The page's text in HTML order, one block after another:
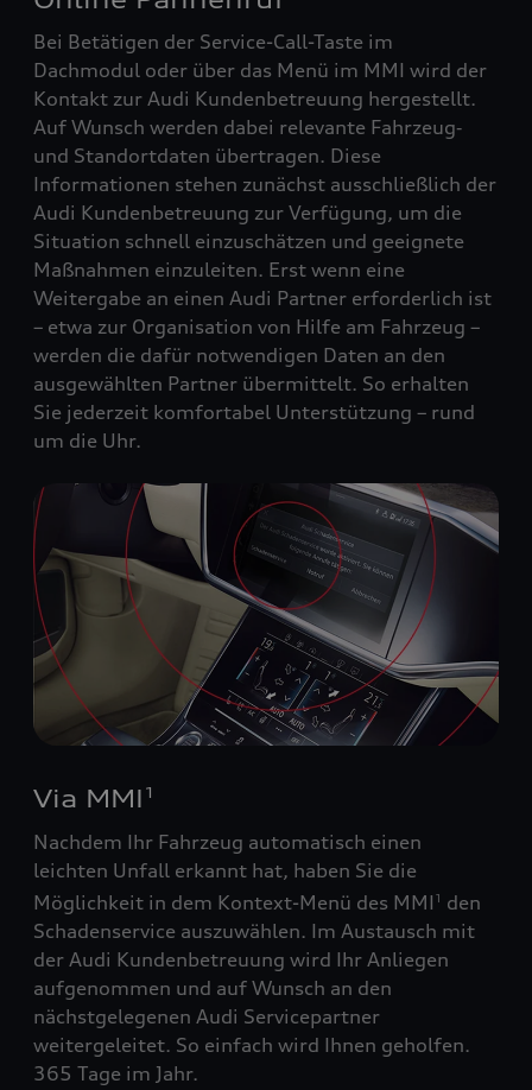
Bei Betätigen der Service-Call-Taste im
Dachmodul oder über das Menü im MMI wird der
Kontakt zur Audi Kundenbetreuung hergestellt.
Auf Wunsch werden dabei relevante Fahrzeug‑
und Standortdaten übertragen. Diese
Informationen stehen zunächst ausschließlich der
Audi Kundenbetreuung zur Verfügung, um die
Situation schnell einzuschätzen und geeignete
Maßnahmen einzuleiten. Erst wenn eine
Weitergabe an einen Audi Partner erforderlich ist
– etwa zur Organisation von Hilfe am Fahrzeug –
werden die dafür notwendigen Daten an den
ausgewählten Partner übermittelt. So erhalten
Sie jederzeit komfortabel Unterstützung – rund
um die Uhr.
Via MMI 1
Nachdem Ihr Fahrzeug automatisch einen
leichten Unfall erkannt hat, haben Sie die
Möglichkeit in dem Kontext-Menü des MMI 1
den
Schadenservice auszuwählen. Im Austausch mit
der Audi Kundenbetreuung wird Ihr Anliegen
aufgenommen und auf Wunsch an den
nächstgelegenen Audi Servicepartner
weitergeleitet. So einfach wird Ihnen geholfen.
365 Tage im Jahr.